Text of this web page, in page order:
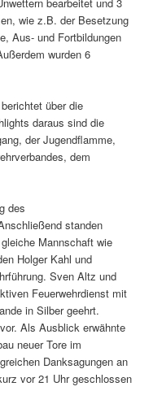
wie z.B. der Besetzung
Aus- und Fortbildungen
wurden 6
über die
daraus sind die
der Jugendflamme,
dem
des
standen
Mannschaft wie
Holger Kahl und
Sven Altz und
Feuerwehrdienst mit
in Silber geehrt.
Als Ausblick erwähnte
neuer Tore im
Danksagungen an
vor 21 Uhr geschlossen